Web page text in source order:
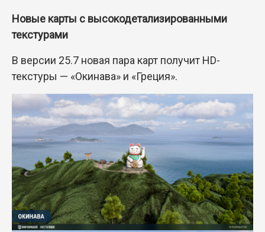
Новые карты с высокодетализированными
текстурами
В версии 25.7 новая пара карт получит HD-
текстуры — «Окинава» и «Греция».